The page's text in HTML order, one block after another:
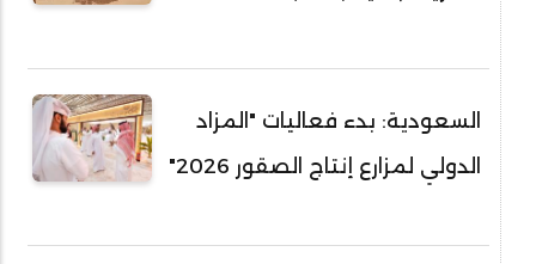
السعودية: بدء فعاليات "المزاد
الدولي لمزارع إنتاج الصقور 2026"